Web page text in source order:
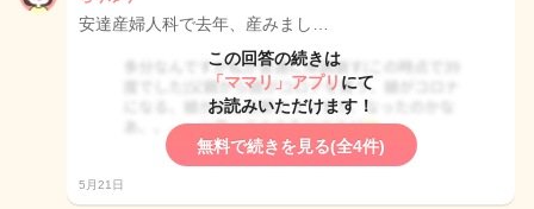
安達産婦人科で去年、産みまし…
この回答の続きは
「ママリ」アプリ にて
お読みいただけます！
無料で続きを見る(全4件)
5月21日